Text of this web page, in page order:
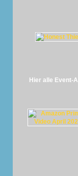
Hier alle Event-